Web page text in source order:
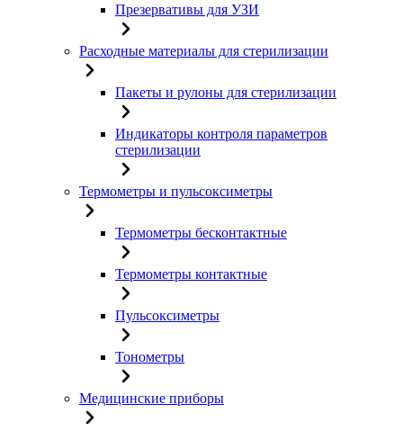
Презервативы для УЗИ
Расходные материалы для стерилизации
Пакеты и рулоны для стерилизации
Индикаторы контроля параметров
стерилизации
Термометры и пульсоксиметры
Термометры бесконтактные
Термометры контактные
Пульсоксиметры
Тонометры
Медицинские приборы